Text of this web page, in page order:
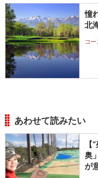
憧
北
コ
あわせて読みたい
奥
が